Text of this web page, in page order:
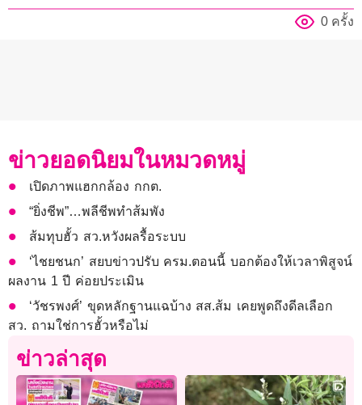
0 ครั้ง
ข่าวยอดนิยมในหมวดหมู่
เปิดภาพแฮกกล้อง กกต.
“ยิ่งชีพ”…พลีชีพทำส้มพัง
ส้มทุบฮั้ว สว.หวังผลรื้อระบบ
‘ไชยชนก’ สยบข่าวปรับ ครม.ตอนนี้ บอกต้องให้เวลาพิสูจน์
ผลงาน 1 ปี ค่อยประเมิน
‘วัชรพงศ์’ ขุดหลักฐานแฉบ้าง สส.ส้ม เคยพูดถึงดีลเลือก
สว. ถามใช่การฮั้วหรือไม่
ข่าวล่าสุด